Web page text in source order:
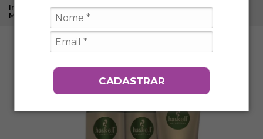
CADASTRAR
Início Tratamentos Capilares Haskell . Murumuru .
Murumuru Completo